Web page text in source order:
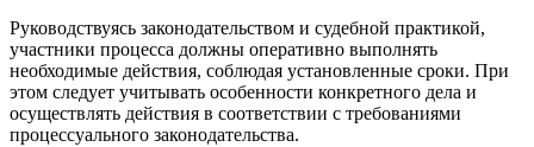
Руководствуясь законодательством и судебной практикой,
участники процесса должны оперативно выполнять
необходимые действия, соблюдая установленные сроки. При
этом следует учитывать особенности конкретного дела и
осуществлять действия в соответствии с требованиями
процессуального законодательства.